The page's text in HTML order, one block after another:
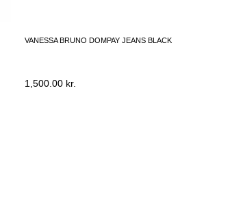
VANESSA BRUNO DOMPAY JEANS BLACK
1,500.00 kr.